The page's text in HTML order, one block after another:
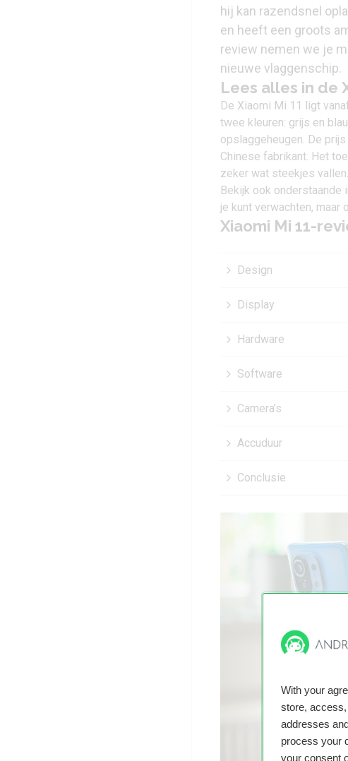
With your
store,
addresses
process your
your consent
hij kan razendsnel
en heeft een groots
review nemen we je
nieuwe vlaggenschip.
Lees alles in de
De Xiaomi Mi 11 ligt
twee kleuren: grijs en
opslaggeheugen. De
Chinese fabrikant. Het
zeker wat steekjes vallen.
Bekijk ook onderstaande
je kunt verwachten, maar
Xiaomi Mi 11-
Design
Display
Hardware
Software
Camera’s
Accuduur
Conclusie